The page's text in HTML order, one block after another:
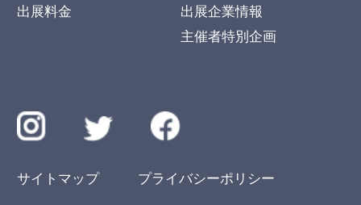
出展料金
出展企業情報
主催者特別企画
サイトマップ プライバシーポリシー